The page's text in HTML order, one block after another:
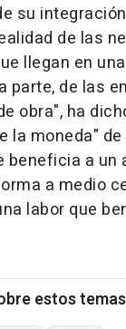
su
de las
llegan en
parte, de las
obra", ha
la moneda"
beneficia a un
a medio
labor que
estos temas